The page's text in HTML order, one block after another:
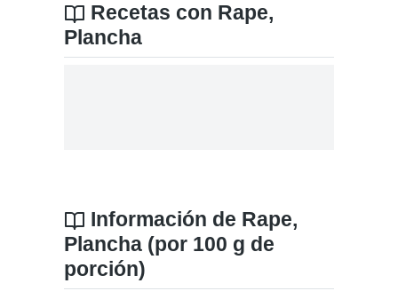
Recetas con Rape,
Plancha
Información de Rape,
Plancha (por 100 g de
porción)